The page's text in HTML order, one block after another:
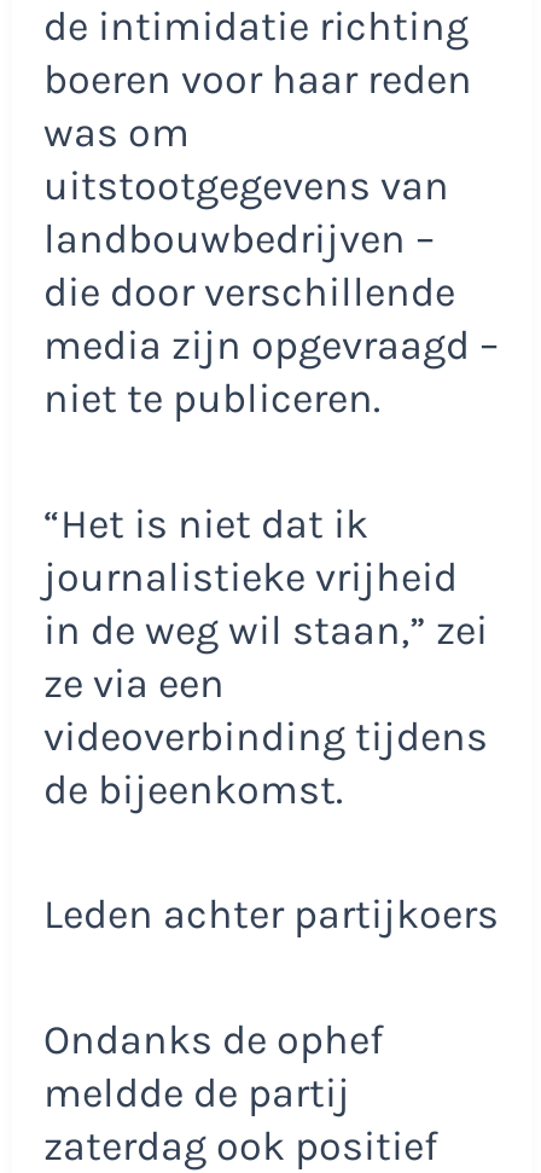
de intimidatie richting
boeren voor haar reden
was om
uitstootgegevens van
landbouwbedrijven –
die door verschillende
media zijn opgevraagd –
niet te publiceren.
“Het is niet dat ik
journalistieke vrijheid
in de weg wil staan,” zei
ze via een
videoverbinding tijdens
de bijeenkomst.
Leden achter partijkoers
Ondanks de ophef
meldde de partij
zaterdag ook positief